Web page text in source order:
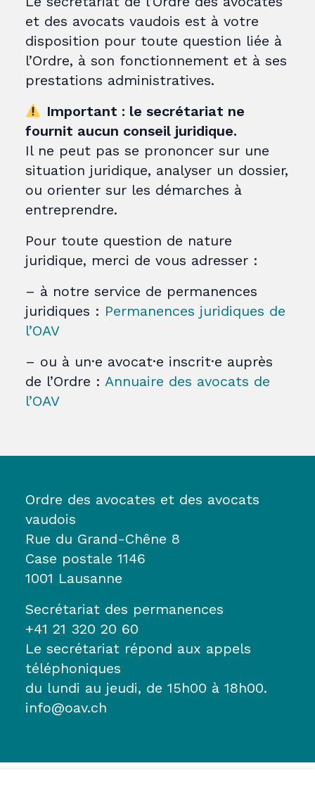
et des avocats vaudois est à votre
disposition pour toute question liée à
l’Ordre, à son fonctionnement et à ses
prestations administratives.
Important : le secrétariat ne
fournit aucun conseil juridique.
Il ne peut pas se prononcer sur une
situation juridique, analyser un dossier,
ou orienter sur les démarches à
entreprendre.
Pour toute question de nature
juridique, merci de vous adresser :
– à notre service de permanences
juridiques : Permanences juridiques de
l’OAV
– ou à un·e avocat·e inscrit·e auprès
de l’Ordre : Annuaire des avocats de
l’OAV
Ordre des avocates et des avocats
vaudois
Rue du Grand-Chêne 8
Case postale 1146
1001 Lausanne
Secrétariat des permanences
+41 21 320 20 60
Le secrétariat répond aux appels
téléphoniques
du lundi au jeudi, de 15h00 à 18h00.
info@oav.ch